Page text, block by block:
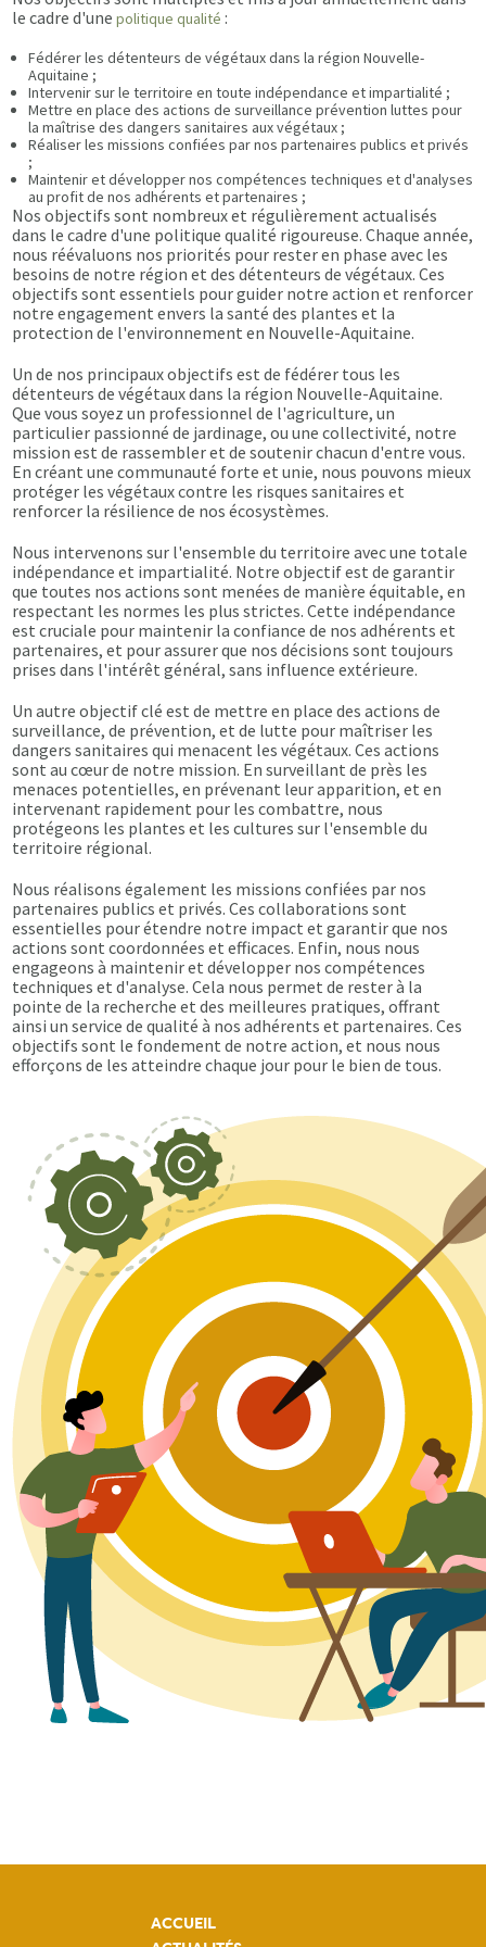
le cadre d'unepolitique qualité :
Fédérer les détenteurs de végétaux dans la région Nouvelle-
Aquitaine ;
Intervenir sur le territoire en toute indépendance et impartialité ;
Mettre en place des actions de surveillance prévention luttes pour
la maîtrise des dangers sanitaires aux végétaux ;
Réaliser les missions confiées par nos partenaires publics et privés
;
Maintenir et développer nos compétences techniques et d'analyses
au profit de nos adhérents et partenaires ;
Nos objectifs sont nombreux et régulièrement actualisés
dans le cadre d'une politique qualité rigoureuse. Chaque année,
nous réévaluons nos priorités pour rester en phase avec les
besoins de notre région et des détenteurs de végétaux. Ces
objectifs sont essentiels pour guider notre action et renforcer
notre engagement envers la santé des plantes et la
protection de l'environnement en Nouvelle-Aquitaine.
Un de nos principaux objectifs est de fédérer tous les
détenteurs de végétaux dans la région Nouvelle-Aquitaine.
Que vous soyez un professionnel de l'agriculture, un
particulier passionné de jardinage, ou une collectivité, notre
mission est de rassembler et de soutenir chacun d'entre vous.
En créant une communauté forte et unie, nous pouvons mieux
protéger les végétaux contre les risques sanitaires et
renforcer la résilience de nos écosystèmes.
Nous intervenons sur l'ensemble du territoire avec une totale
indépendance et impartialité. Notre objectif est de garantir
que toutes nos actions sont menées de manière équitable, en
respectant les normes les plus strictes. Cette indépendance
est cruciale pour maintenir la confiance de nos adhérents et
partenaires, et pour assurer que nos décisions sont toujours
prises dans l'intérêt général, sans influence extérieure.
Un autre objectif clé est de mettre en place des actions de
surveillance, de prévention, et de lutte pour maîtriser les
dangers sanitaires qui menacent les végétaux. Ces actions
sont au cœur de notre mission. En surveillant de près les
menaces potentielles, en prévenant leur apparition, et en
intervenant rapidement pour les combattre, nous
protégeons les plantes et les cultures sur l'ensemble du
territoire régional.
Nous réalisons également les missions confiées par nos
partenaires publics et privés. Ces collaborations sont
essentielles pour étendre notre impact et garantir que nos
actions sont coordonnées et efficaces. Enfin, nous nous
engageons à maintenir et développer nos compétences
techniques et d'analyse. Cela nous permet de rester à la
pointe de la recherche et des meilleures pratiques, offrant
ainsi un service de qualité à nos adhérents et partenaires. Ces
objectifs sont le fondement de notre action, et nous nous
efforçons de les atteindre chaque jour pour le bien de tous.
ACCUEIL